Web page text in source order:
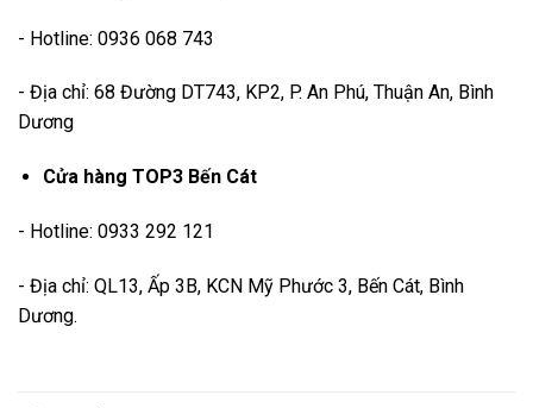
- Hotline: 0936 068 743
- Địa chỉ: 68 Đường DT743, KP2, P. An Phú, Thuận An, Bình
Dương
Cửa hàng TOP3 Bến Cát
- Hotline: 0933 292 121
- Địa chỉ: QL13, Ấp 3B, KCN Mỹ Phước 3, Bến Cát, Bình
Dương.